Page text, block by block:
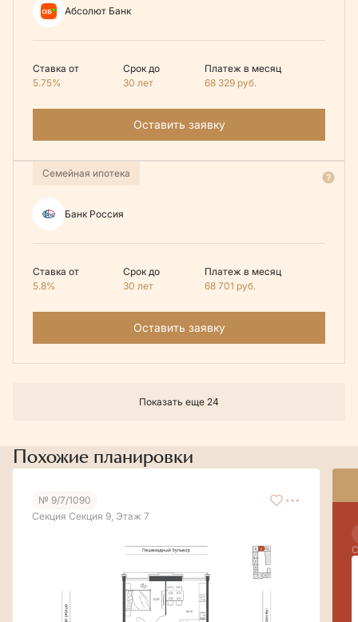
Абсолют Банк
Ставка от
5.75%
Срок до
30 лет
Платеж в месяц
68 329 руб.
Оставить заявку
Семейная ипотека
Банк Россия
Ставка от
5.8%
Срок до
30 лет
Платеж в месяц
68 701 руб.
Оставить заявку
Показать еще 24
Похожие планировки
№ 9/7/1090
Секция Секция 9, Этаж 7